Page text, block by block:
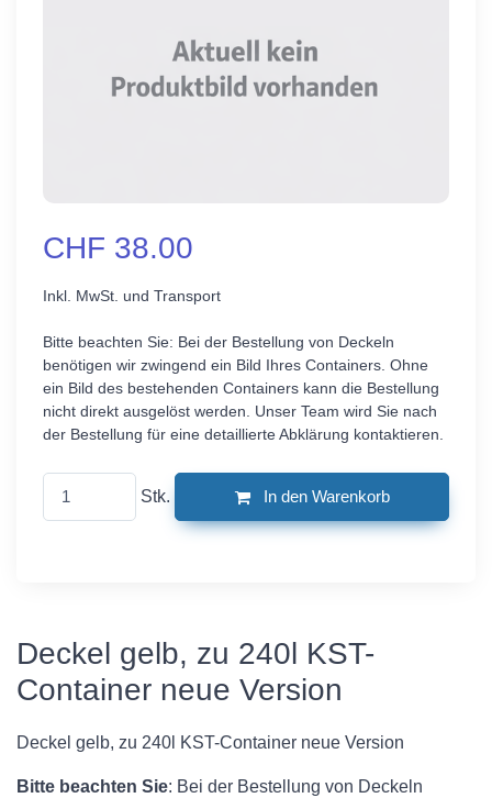
CHF 38.00
Inkl. MwSt. und Transport
Bitte beachten Sie: Bei der Bestellung von Deckeln
benötigen wir zwingend ein Bild Ihres Containers. Ohne
ein Bild des bestehenden Containers kann die Bestellung
nicht direkt ausgelöst werden. Unser Team wird Sie nach
der Bestellung für eine detaillierte Abklärung kontaktieren.
Stk. In den Warenkorb
Deckel gelb, zu 240l KST-
Container neue Version
Deckel gelb, zu 240l KST-Container neue Version
Bitte beachten Sie: Bei der Bestellung von Deckeln